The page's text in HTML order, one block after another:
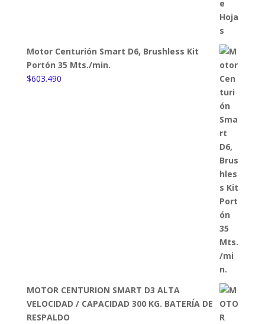
Motor Centurión Smart D6, Brushless Kit
Portón 35 Mts./min.
$603.490
MOTOR CENTURION SMART D3 ALTA
VELOCIDAD / CAPACIDAD 300 KG. BATERÍA DE
RESPALDO